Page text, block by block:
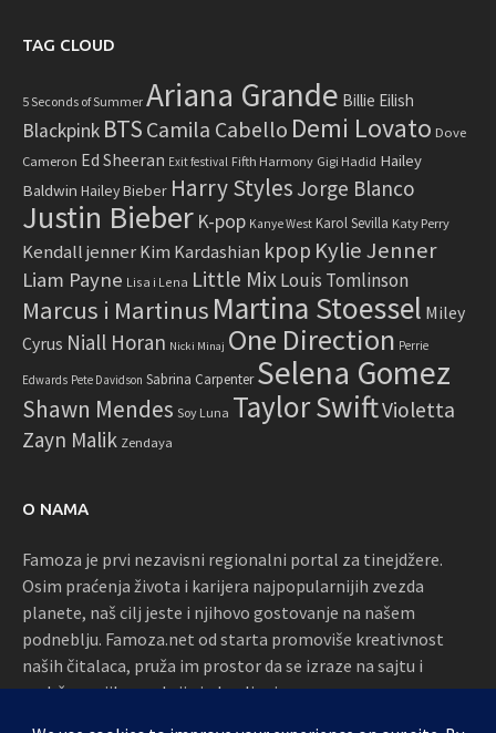
TAG CLOUD
5 Seconds of Summer Ariana Grande Billie Eilish
Blackpink BTS Camila Cabello Demi Lovato Dove
Cameron Ed Sheeran Exit festival Fifth Harmony Gigi Hadid Hailey
Baldwin Hailey Bieber Harry Styles Jorge Blanco
Justin Bieber K-pop Kanye West Karol Sevilla Katy Perry
Kendall jenner Kim Kardashian kpop Kylie Jenner
Liam Payne Lisa i Lena Little MixLouis Tomlinson
Marcus i Martinus Martina Stoessel Miley
Cyrus Niall Horan Nicki Minaj One Direction Perrie
Edwards Pete Davidson Sabrina Carpenter Selena Gomez
Shawn Mendes Soy Luna Taylor SwiftVioletta
Zayn Malik Zendaya
O NAMA
Famoza je prvi nezavisni regionalni portal za tinejdžere.
Osim praćenja života i karijera najpopularnijih zvezda
planete, naš cilj jeste i njihovo gostovanje na našem
podneblju. Famoza.net od starta promoviše kreativnost
naših čitalaca, pruža im prostor da se izraze na sajtu i
podržava njihove akcije i okupljanja